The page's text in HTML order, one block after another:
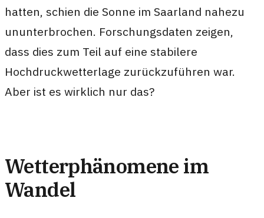
hatten, schien die Sonne im Saarland nahezu
ununterbrochen. Forschungsdaten zeigen,
dass dies zum Teil auf eine stabilere
Hochdruckwetterlage zurückzuführen war.
Aber ist es wirklich nur das?
Wetterphänomene im
Wandel